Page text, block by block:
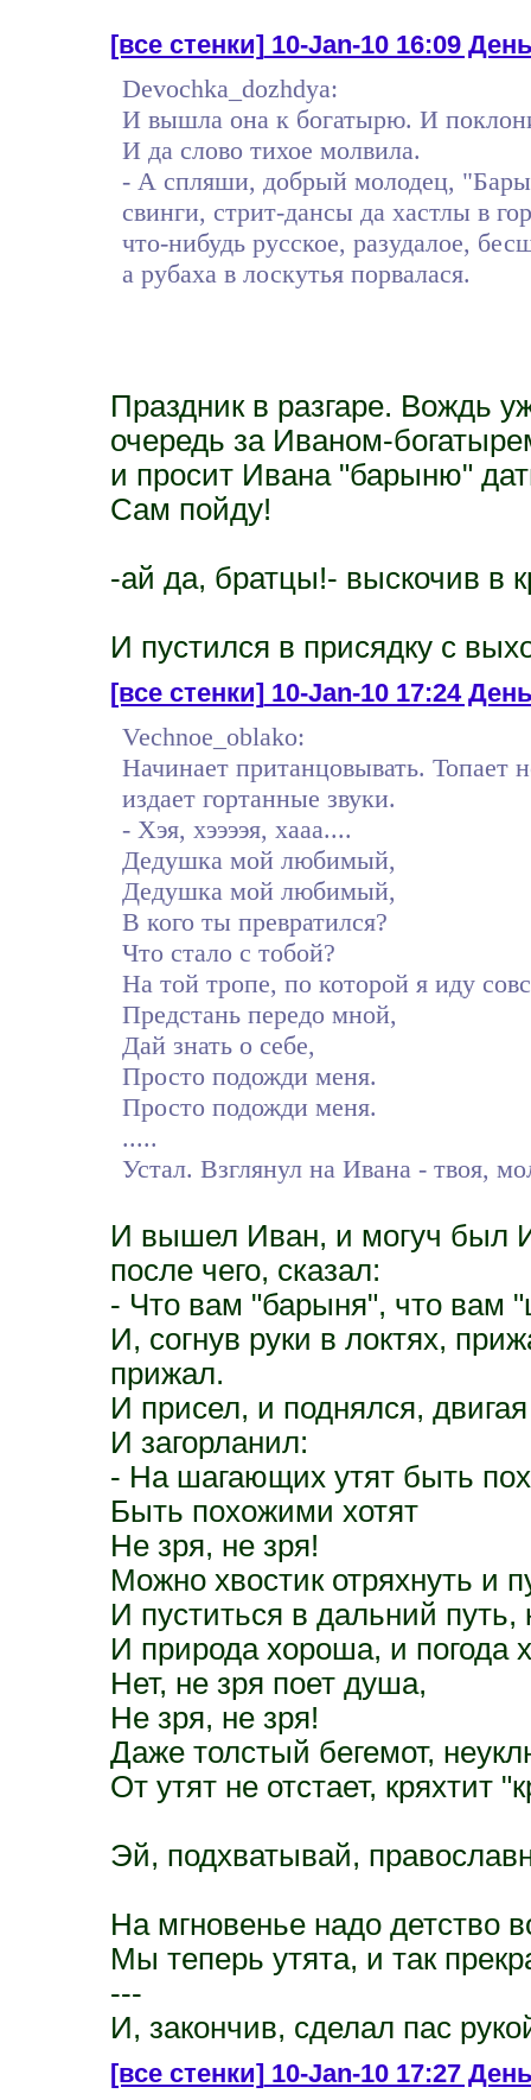
[все стенки]10-Jan-10 16:09
Devochka_dozhdya:
И вышла она к богатырю. И
И да слово тихое молвила.
- А спляши, добрый молодец,
свинги, стрит-дансы да хастлы в
что-нибудь русское, разудалое,
а рубаха в лоскутья порвалася.
Праздник в разгаре. Вождь
очередь за Иваном-
и просит Ивана "барыню"
Сам пойду!
-ай да, братцы!- выскочив в
И пустился в присядку с
[все стенки]10-Jan-10 17:24
Vechnoe_oblako:
Начинает пританцовывать. Топает
издает гортанные звуки.
- Хэя, хээээя, хааа....
Дедушка мой любимый,
Дедушка мой любимый,
В кого ты превратился?
Что стало с тобой?
На той тропе, по которой я иду
Предстань передо мной,
Дай знать о себе,
Просто подожди меня.
Просто подожди меня.
.....
Устал. Взглянул на Ивана - твоя,
И вышел Иван, и могуч был
после чего, сказал:
- Что вам "барыня", что вам
И, согнув руки в локтях,
прижал.
И присел, и поднялся,
И загорланил:
- На шагающих утят быть
Быть похожими хотят
Не зря, не зря!
Можно хвостик отряхнуть и
И пуститься в дальний путь,
И природа хороша, и погода
Нет, не зря поет душа,
Не зря, не зря!
Даже толстый бегемот,
От утят не отстает, кряхтит
Эй, подхватывай,
На мгновенье надо детство
Мы теперь утята, и так
---
И, закончив, сделал пас
[все стенки]10-Jan-10 17:27